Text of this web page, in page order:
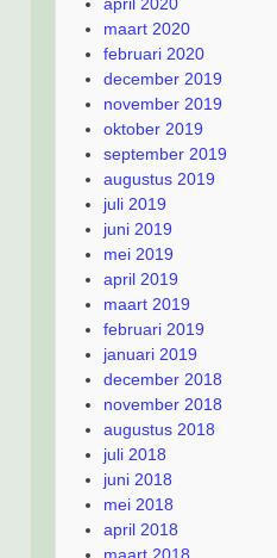
maart 2020
februari 2020
december 2019
november 2019
oktober 2019
september 2019
augustus 2019
juli 2019
juni 2019
mei 2019
april 2019
maart 2019
februari 2019
januari 2019
december 2018
november 2018
augustus 2018
juli 2018
juni 2018
mei 2018
april 2018